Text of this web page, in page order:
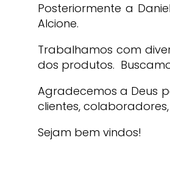
Posteriormente a
Alcione.
Trabalhamos com
dos produtos.
Agradecemos a Deus
clientes,
Sejam bem vindos!